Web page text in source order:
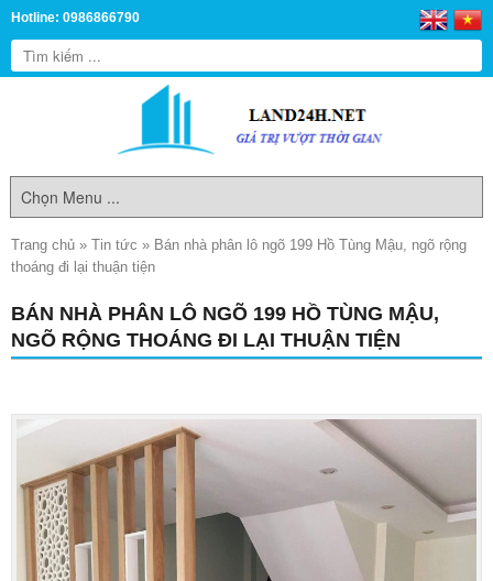
Hotline: 0986866790
Trang chủ » Tin tức » Bán nhà phân lô ngõ 199 Hồ Tùng Mậu, ngõ rộng
thoáng đi lại thuận tiện
BÁN NHÀ PHÂN LÔ NGÕ 199 HỒ TÙNG MẬU,
NGÕ RỘNG THOÁNG ĐI LẠI THUẬN TIỆN